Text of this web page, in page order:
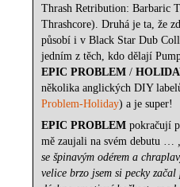
Thrash Retribution: Barbaric
Thrashcore). Druhá je ta, že
působí i v Black Star Dub
jedním z těch, kdo dělají
EPIC PROBLEM /
několika anglických DIY
Problem-Holiday) a je super!
EPIC PROBLEM pokračují
mě zaujali na svém debutu …
se špinavým odérem a
velice brzo jsem si pecky